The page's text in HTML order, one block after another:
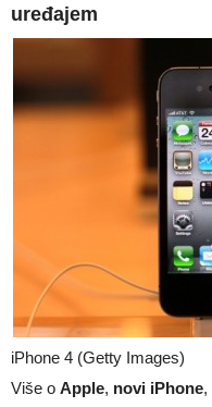
uređajem
iPhone 4 (Getty Images)
Više o Apple, novi iPhone,